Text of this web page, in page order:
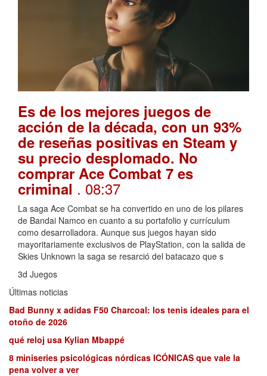
Es de los mejores juegos de
acción de la década, con un 93%
de reseñas positivas en Steam y
su precio desplomado. No
comprar Ace Combat 7 es
criminal . 08:37
La saga Ace Combat se ha convertido en uno de los pilares
de Bandai Namco en cuanto a su portafolio y currículum
como desarrolladora. Aunque sus juegos hayan sido
mayoritariamente exclusivos de PlayStation, con la salida de
Skies Unknown la saga se resarció del batacazo que s
3d Juegos
Últimas noticias
Bad Bunny x adidas F50 Charcoal: los tenis ideales para el
otoño de 2026
qué reloj usa Kylian Mbappé
8 miniseries psicológicas nórdicas ICÓNICAS que vale la
pena volver a ver